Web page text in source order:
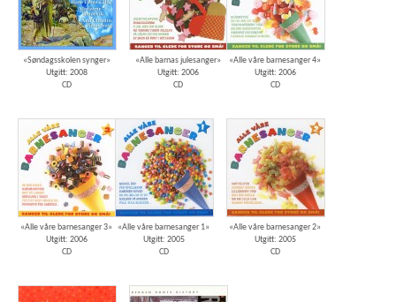
«Søndagsskolen synger»
Utgitt: 2008
CD
«Alle barnas julesanger»
Utgitt: 2006
CD
«Alle våre barnesanger 4»
Utgitt: 2006
CD
«Alle våre barnesanger 3»
Utgitt: 2006
CD
«Alle våre barnesanger 1»
Utgitt: 2005
CD
«Alle våre barnesanger 2»
Utgitt: 2005
CD